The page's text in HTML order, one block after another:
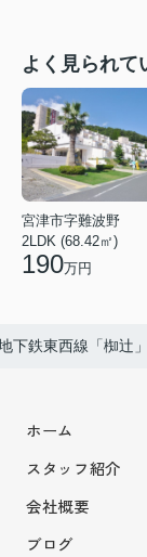
よく見られて
宮津市字難波野
2LDK (68.42㎡)
190万円
鉄東西線「椥辻
ホーム
スタッフ紹介
会社概要
ブログ